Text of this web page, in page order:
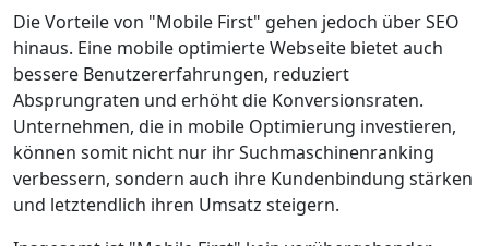
Die Vorteile von "Mobile First" gehen jedoch über SEO
hinaus. Eine mobile optimierte Webseite bietet auch
bessere Benutzererfahrungen, reduziert
Absprungraten und erhöht die Konversionsraten.
Unternehmen, die in mobile Optimierung investieren,
können somit nicht nur ihr Suchmaschinenranking
verbessern, sondern auch ihre Kundenbindung stärken
und letztendlich ihren Umsatz steigern.